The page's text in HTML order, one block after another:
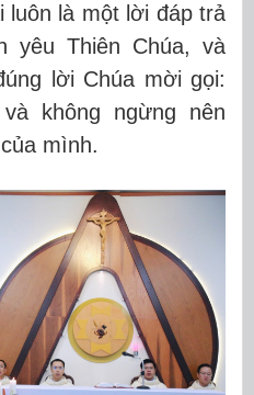
luôn là một lời đáp trả
yêu Thiên Chúa, và
lời Chúa mời gọi:
không ngừng nên
mình.